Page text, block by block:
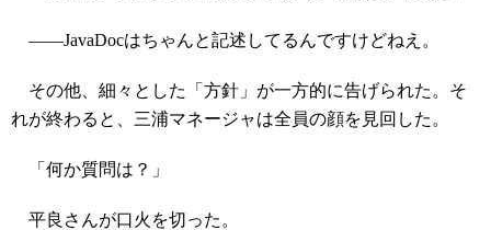
――JavaDocはちゃんと記述してるんですけどねえ。
その他、細々とした「方針」が一方的に告げられた。そ
れが終わると、三浦マネージャは全員の顔を見回した。
「何か質問は？」
平良さんが口火を切った。